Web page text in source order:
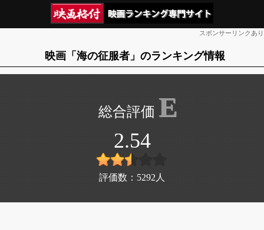
スポンサーリンクあり
映画「海の征服者」のランキング情報
E
2.54
評価数： 5292 人